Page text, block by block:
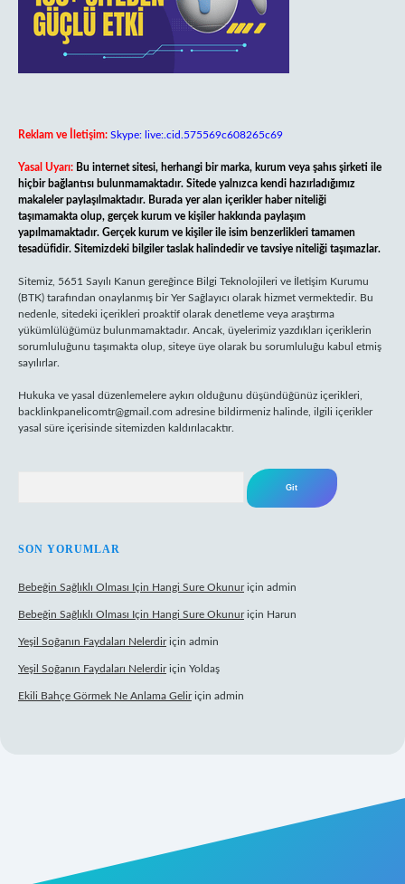
Reklam ve İletişim: Skype: live:.cid.575569c608265c69
Yasal Uyarı: Bu internet sitesi, herhangi bir marka, kurum veya şahıs şirketi ile
hiçbir bağlantısı bulunmamaktadır. Sitede yalnızca kendi hazırladığımız
makaleler paylaşılmaktadır. Burada yer alan içerikler haber niteliği
taşımamakta olup, gerçek kurum ve kişiler hakkında paylaşım
yapılmamaktadır. Gerçek kurum ve kişiler ile isim benzerlikleri tamamen
tesadüfidir. Sitemizdeki bilgiler taslak halindedir ve tavsiye niteliği taşımazlar.
Sitemiz, 5651 Sayılı Kanun gereğince Bilgi Teknolojileri ve İletişim Kurumu
(BTK) tarafından onaylanmış bir Yer Sağlayıcı olarak hizmet vermektedir. Bu
nedenle, sitedeki içerikleri proaktif olarak denetleme veya araştırma
yükümlülüğümüz bulunmamaktadır. Ancak, üyelerimiz yazdıkları içeriklerin
sorumluluğunu taşımakta olup, siteye üye olarak bu sorumluluğu kabul etmiş
sayılırlar.
Hukuka ve yasal düzenlemelere aykırı olduğunu düşündüğünüz içerikleri,
backlinkpanelicomtr@gmail.com adresine bildirmeniz halinde, ilgili içerikler
yasal süre içerisinde sitemizden kaldırılacaktır.
SON YORUMLAR
Bebeğin Sağlıklı Olması Için Hangi Sure Okunuriçin admin
Bebeğin Sağlıklı Olması Için Hangi Sure Okunuriçin Harun
Yeşil Soğanın Faydaları Nelerdiriçin admin
Yeşil Soğanın Faydaları Nelerdiriçin Yoldaş
Ekili Bahçe Görmek Ne Anlama Geliriçin admin